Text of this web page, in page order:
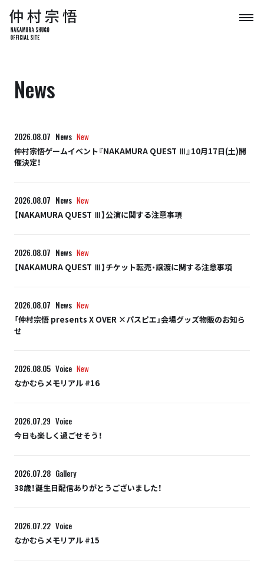
News
2026.08.07 News New
仲村宗悟ゲームイベント『NAKAMURA QUEST Ⅲ』10月17日(土)開
催決定！
2026.08.07 News New
【NAKAMURA QUEST Ⅲ】公演に関する注意事項
2026.08.07 News New
【NAKAMURA QUEST Ⅲ】チケット転売・譲渡に関する注意事項
2026.08.07 News New
「仲村宗悟 presents X OVER ×パスピエ」会場グッズ物販のお知ら
せ
2026.08.05 Voice New
なかむらメモリアル #16
2026.07.29 Voice
今日も楽しく過ごせそう！
2026.07.28 Gallery
38歳！誕生日配信ありがとうございました！
2026.07.22 Voice
なかむらメモリアル #15